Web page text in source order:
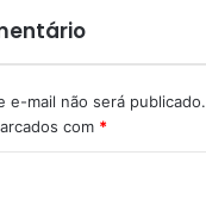
e-mail não será publicado.
com *